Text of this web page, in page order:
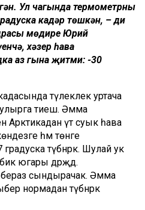
Ул чагында термометрның
кадәр төшкән, – ди
мөдире Юрий
хәзер һава
аз гына җитми: -30
тәүлеклек уртача
тиеш. Әмма
Арктикадан үтә суык һава
һәм төнге
түбәнрәк. Шулай ук
югары дәрәҗәдә.
бераз сындырачак. Әмма
нормадан түбәнрәк